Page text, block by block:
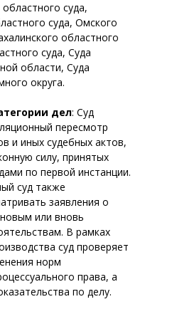
суда,
суда, Омского
областного
суда, Суда
области, Суда
округа.
дел: Суд
пересмотр
и иных судебных актов,
силу, принятых
по первой инстанции.
суд также
заявления о
или вновь
В рамках
суд проверяет
норм
права, а
по делу.